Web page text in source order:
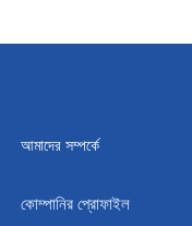
আমাদের সম্পর্কে
কোম্পানির প্রোফাইল